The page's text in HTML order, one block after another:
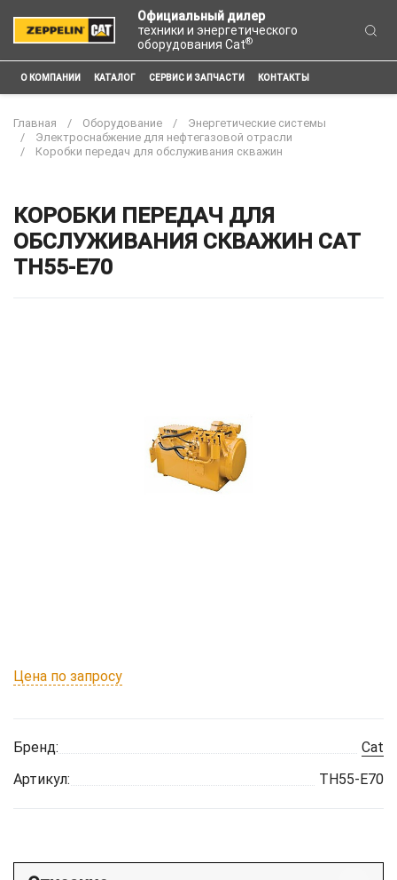
Официальный дилер
техники и энергетического
оборудования Cat®
О КОМПАНИИ КАТАЛОГ СЕРВИС И ЗАПЧАСТИ КОНТАКТЫ
Главная Оборудование
Энергетические системы
Электроснабжение для нефтегазовой отрасли
Коробки передач для обслуживания скважин
КОРОБКИ ПЕРЕДАЧ ДЛЯ
ОБСЛУЖИВАНИЯ СКВАЖИН CAT
TH55-E70
Цена по запросу
Бренд:
Cat
Артикул:
TH55-E70